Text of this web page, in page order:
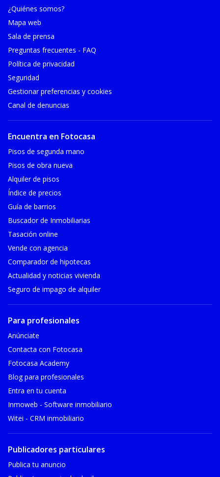
¿Quiénes somos?
Mapa web
Sala de prensa
Preguntas frecuentes - FAQ
Política de privacidad
Seguridad
Gestionar preferencias y cookies
Canal de denuncias
Encuentra en Fotocasa
Pisos de segunda mano
Pisos de obra nueva
Alquiler de pisos
Índice de precios
Guía de barrios
Buscador de Inmobiliarias
Tasación online
Vende con agencia
Comparador de hipotecas
Actualidad y noticias vivienda
Seguro de impago de alquiler
Para profesionales
Anúnciate
Contacta con Fotocasa
Fotocasa Academy
Blog para profesionales
Entra en tu cuenta
Inmoweb - Software inmobiliario
Witei - CRM inmobiliario
Publicadores particulares
Publica tu anuncio